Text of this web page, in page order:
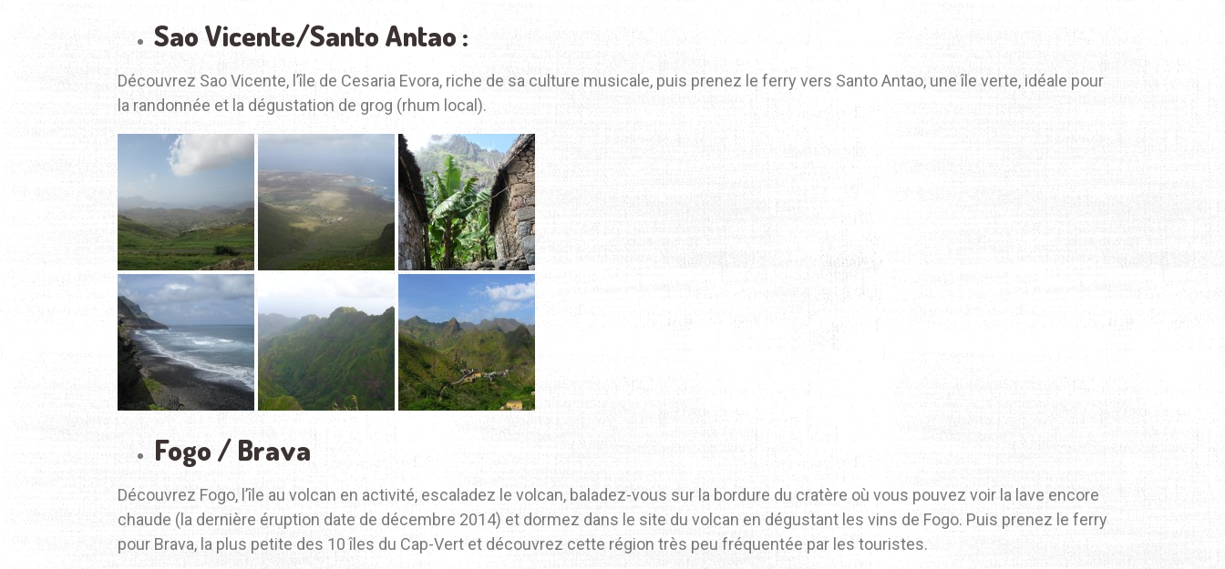
Sao Vicente/Santo Antao :
Découvrez Sao Vicente, l’île de Cesaria Evora, riche de sa culture musicale, puis prenez le ferry vers Santo Antao, une île verte, idéale pour
la randonnée et la dégustation de grog (rhum local).
Fogo / Brava
Découvrez Fogo, l’île au volcan en activité, escaladez le volcan, baladez-vous sur la bordure du cratère où vous pouvez voir la lave encore
chaude (la dernière éruption date de décembre 2014) et dormez dans le site du volcan en dégustant les vins de Fogo. Puis prenez le ferry
pour Brava, la plus petite des 10 îles du Cap-Vert et découvrez cette région très peu fréquentée par les touristes.